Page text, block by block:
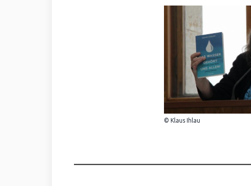
© Klaus Ihlau